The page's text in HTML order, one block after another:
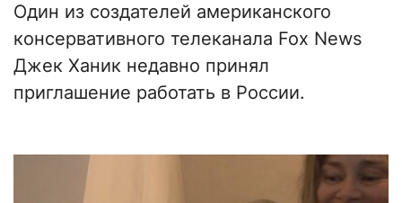
Один из создателей американского
консервативного телеканала Fox News
Джек Ханик недавно принял
приглашение работать в России.